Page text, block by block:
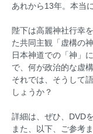
あれから13年。本当
陛下は高麗神社行幸
た共同主観「虚構の
日本神道での「神」
で、何が政治的な虚
それでは、そうして
しょうか？
詳細は、ぜひ、DVD
また、以下、ご参考